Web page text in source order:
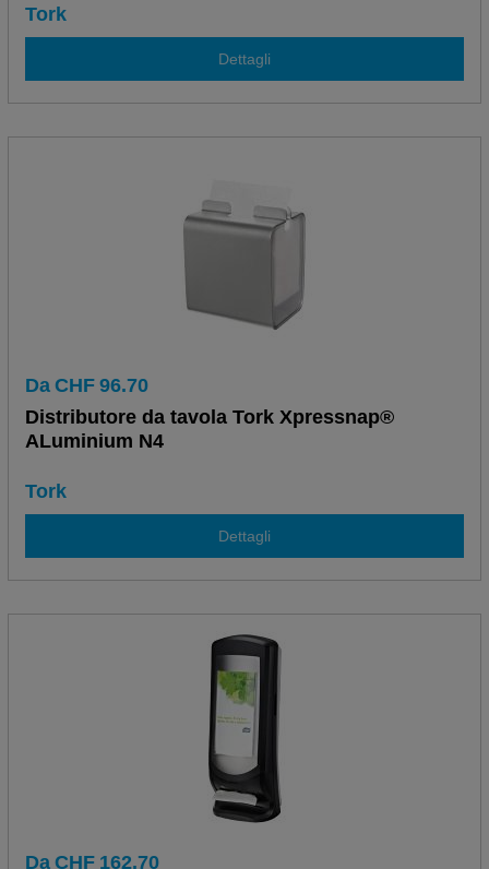
Tork
Dettagli
Da CHF 96.70
Distributore da tavola Tork Xpressnap®
ALuminium N4
Tork
Dettagli
Da CHF 162.70